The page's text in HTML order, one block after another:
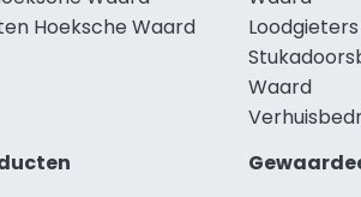
Hoeksche Waard
Waard